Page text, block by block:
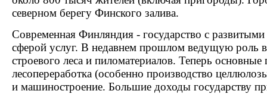
северном берегу Финского залива.
Современная Финляндия - государство с
сферой услуг. В недавнем прошлом ведущую роль в
строевого леса и пиломатериалов. Теперь
лесопереработка (особенно производство
и машиностроение. Большие доходы государству